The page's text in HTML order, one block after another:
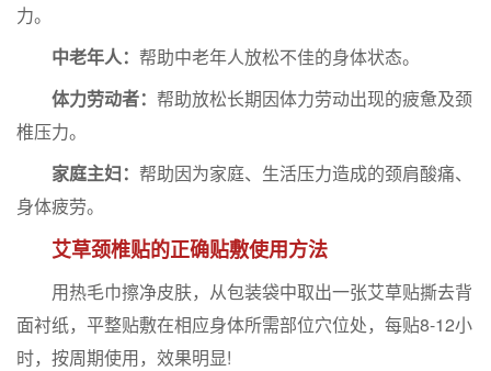
力。
中老年人： 帮助中老年人放松不佳的身体状态。
体力劳动者： 帮助放松长期因体力劳动出现的疲惫及颈
椎压力。
家庭主妇： 帮助因为家庭、生活压力造成的颈肩酸痛、
身体疲劳。
艾草颈椎贴的正确贴敷使用方法
用热毛巾擦净皮肤，从包装袋中取出一张艾草贴撕去背
面衬纸，平整贴敷在相应身体所需部位穴位处，每贴8-12小
时，按周期使用，效果明显!